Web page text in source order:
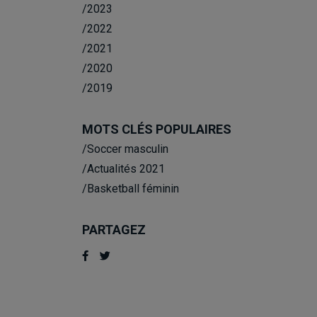
/2023
/2022
/2021
/2020
/2019
MOTS CLÉS POPULAIRES
/Soccer masculin
/Actualités 2021
/Basketball féminin
PARTAGEZ